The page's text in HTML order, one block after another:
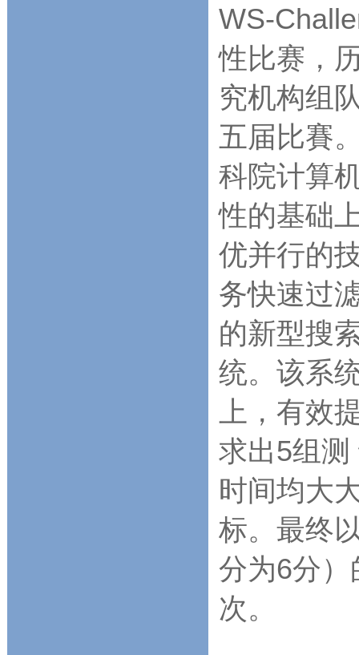
WS-
性比赛，
究机构组
五届比賽
科院计算
性的基础
优并行的
务快速过
的新型搜
统。该系
上，有效
求出5组
时间均大
标。最终
分为6分
次。